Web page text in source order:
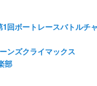
回ボートレースバトルチ
ンズクライマックス
部